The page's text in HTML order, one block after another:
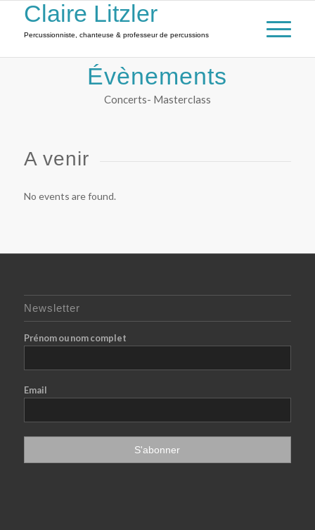
Claire Litzler
Percussionniste, chanteuse & professeur de percussions
Évènements
Concerts- Masterclass
A venir
No events are found.
Newsletter
Prénom ou nom complet
Email